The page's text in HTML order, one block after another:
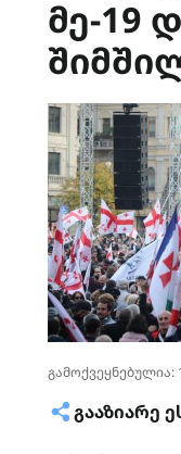
მე-19
გამოქვეყნებულია:
ᲒᲐᲐᲖᲘᲐᲠᲔ